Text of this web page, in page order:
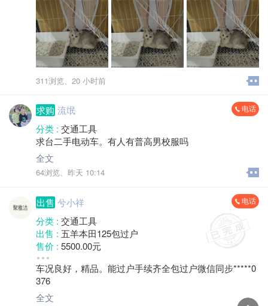
311浏览、 20 小时前
求购 流氓 电话
分类 : 交通工具
求台二手电动车。有人有普高男校服吗
全文
64浏览、 昨天 10:14
出售 兮小祥 电话
分类 : 交通工具
出售 : 五羊本田125包过户
售价 : 5500.00元
成色 :
地区 :柘荣县 城郊乡
车况良好，精品。能过户手续齐全包过户微信同步*****0
376
全文